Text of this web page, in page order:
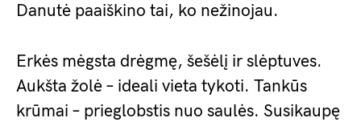
Danutė paaiškino tai, ko nežinojau.
Erkės mėgsta drėgmę, šešėlį ir slėptuves.
Aukšta žolė – ideali vieta tykoti. Tankūs
krūmai – prieglobstis nuo saulės. Susikaupę